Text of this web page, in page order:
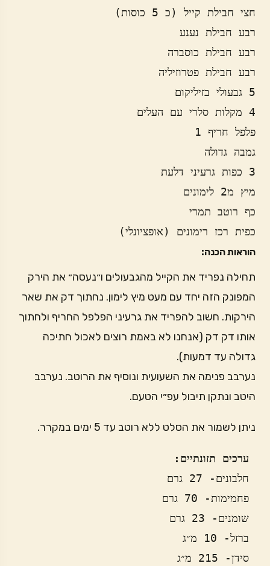
כפית רכז רימונים (אופציונלי)
הוראות הכנה:
תחילה נפריד את הקייל מהגבעולים ו״נעסה״ את הירק
המפונק הזה יחד עם מעט מיץ לימון. נחתוך דק את שאר
הירקות. חשוב להפריד את גרעיני הפלפל החריף ולחתוך
אותו דק דק (אנחנו לא באמת רוצים לאכול חתיכה
גדולה עד דמעות).
נערבב פנימה את השעועית ונוסיף את הרוטב. נערבב
היטב ונתקן תיבול עפ״י הטעם.
ניתן לשמור את הסלט ללא רוטב עד 5 ימים במקרר.